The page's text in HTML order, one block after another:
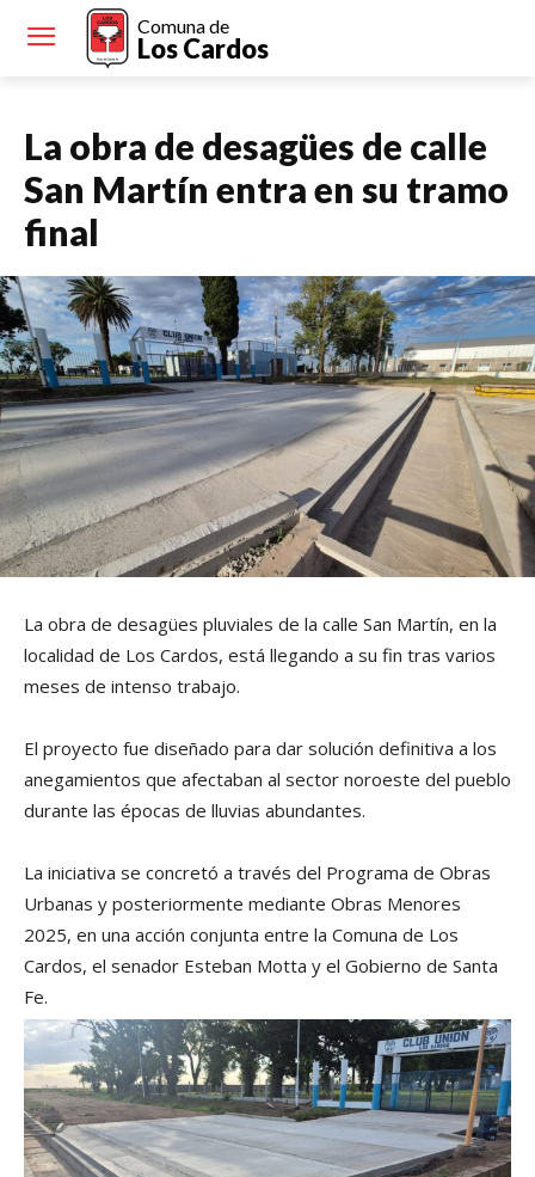
Comuna de
Los Cardos
La obra de desagües de calle
San Martín entra en su tramo
final
La obra de desagües pluviales de la calle San Martín, en la
localidad de Los Cardos, está llegando a su fin tras varios
meses de intenso trabajo.
El proyecto fue diseñado para dar solución definitiva a los
anegamientos que afectaban al sector noroeste del pueblo
durante las épocas de lluvias abundantes.
La iniciativa se concretó a través del Programa de Obras
Urbanas y posteriormente mediante Obras Menores
2025, en una acción conjunta entre la Comuna de Los
Cardos, el senador Esteban Motta y el Gobierno de Santa
Fe.